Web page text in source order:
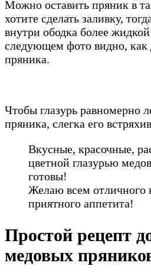
Можно оставить пряник в
хотите сделать заливку,
внутри ободка более
следующем фото видно, как
пряника.
Чтобы глазурь равномерно
пряника, слегка его
Вкусные, красочные,
цветной глазурью
готовы!
Желаю всем отличного
приятного аппетита!
Простой рецепт
медовых